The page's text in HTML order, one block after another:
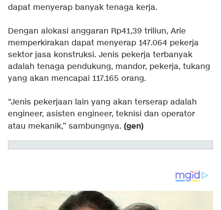
dapat menyerap banyak tenaga kerja.
Dengan alokasi anggaran Rp41,39 triliun, Arie
memperkirakan dapat menyerap 147.064 pekerja
sektor jasa konstruksi. Jenis pekerja terbanyak
adalah tenaga pendukung, mandor, pekerja, tukang
yang akan mencapai 117.165 orang.
“Jenis pekerjaan lain yang akan terserap adalah
engineer, asisten engineer, teknisi dan operator
atau mekanik,” sambungnya. (gen)